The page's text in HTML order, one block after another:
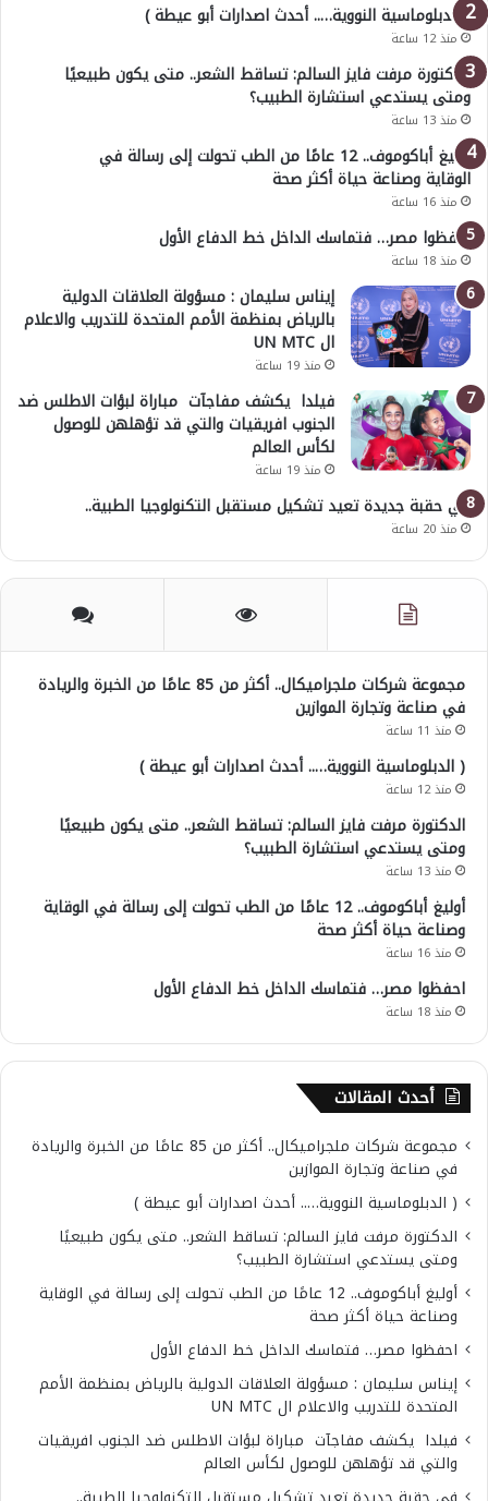
( الدبلوماسية النووية….. أحدث اصدارات أبو عيطة )
منذ 12 ساعة
الدكتورة مرفت فايز السالم: تساقط الشعر.. متى يكون طبيعيًا
ومتى يستدعي استشارة الطبيب؟
منذ 13 ساعة
أوليغ أباكوموف.. 12 عامًا من الطب تحولت إلى رسالة في
الوقاية وصناعة حياة أكثر صحة
منذ 16 ساعة
احفظوا مصر… فتماسك الداخل خط الدفاع الأول
منذ 18 ساعة
إيناس سليمان : مسؤولة العلاقات الدولية
بالرياض بمنظمة الأمم المتحدة للتدريب والاعلام
ال UN MTC
منذ 19 ساعة
فيلدا يكشف مفاجآت مباراة لبؤات الاطلس ضد
الجنوب افريقيات والتي قد تؤهلهن للوصول
لكأس العالم
منذ 19 ساعة
في حقبة جديدة تعيد تشكيل مستقبل التكنولوجيا الطبية..
منذ 20 ساعة
مجموعة شركات ملجراميكال.. أكثر من 85 عامًا من الخبرة والريادة
في صناعة وتجارة الموازين
منذ 11 ساعة
( الدبلوماسية النووية….. أحدث اصدارات أبو عيطة )
منذ 12 ساعة
الدكتورة مرفت فايز السالم: تساقط الشعر.. متى يكون طبيعيًا
ومتى يستدعي استشارة الطبيب؟
منذ 13 ساعة
أوليغ أباكوموف.. 12 عامًا من الطب تحولت إلى رسالة في الوقاية
وصناعة حياة أكثر صحة
منذ 16 ساعة
احفظوا مصر… فتماسك الداخل خط الدفاع الأول
منذ 18 ساعة
أحدث المقالات
مجموعة شركات ملجراميكال.. أكثر من 85 عامًا من الخبرة والريادة
في صناعة وتجارة الموازين
( الدبلوماسية النووية….. أحدث اصدارات أبو عيطة )
الدكتورة مرفت فايز السالم: تساقط الشعر.. متى يكون طبيعيًا
ومتى يستدعي استشارة الطبيب؟
أوليغ أباكوموف.. 12 عامًا من الطب تحولت إلى رسالة في الوقاية
وصناعة حياة أكثر صحة
احفظوا مصر… فتماسك الداخل خط الدفاع الأول
إيناس سليمان : مسؤولة العلاقات الدولية بالرياض بمنظمة الأمم
المتحدة للتدريب والاعلام ال UN MTC
فيلدا يكشف مفاجآت مباراة لبؤات الاطلس ضد الجنوب افريقيات
والتي قد تؤهلهن للوصول لكأس العالم